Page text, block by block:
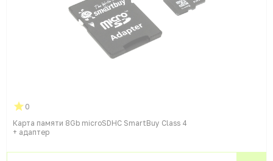
0
Карта памяти 8Gb microSDHC SmartBuy Class 4
+ адаптер